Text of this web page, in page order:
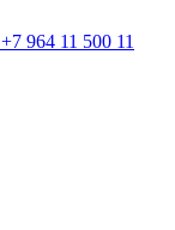
+7 964 11 500 11